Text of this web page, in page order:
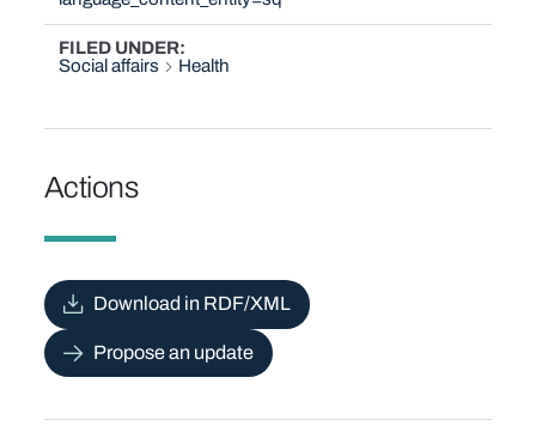
FILED UNDER
Social affairs
Health
Actions
Download in RDF/XML
Propose an update